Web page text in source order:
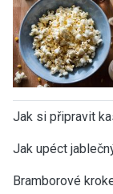
Jak si připravit
Jak upéct
Bramborové